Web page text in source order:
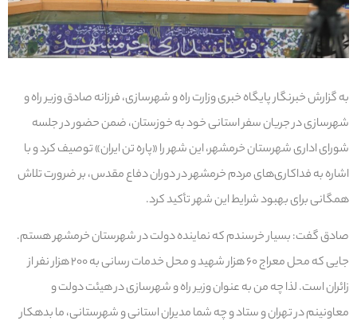
به گزارش خبرنگار پایگاه خبری وزارت راه و شهرسازی، فرزانه صادق وزیر راه و
شهرسازی در جریان سفر استانی خود به خوزستان، ضمن حضور در جلسه
شورای اداری شهرستان خرمشهر، این شهر را «پاره تن ایران» توصیف کرد و با
اشاره به فداکاری‌های مردم خرمشهر در دوران دفاع مقدس، بر ضرورت تلاش
همگانی برای بهبود شرایط این شهر تأکید کرد.
صادق گفت: بسیار خرسندم که نماینده دولت در شهرستان خرمشهر هستم.
جایی که محل معراج ۶۰ هزار شهید و محل خدمات رسانی به ۲۰۰ هزار نفر از
زائران است. لذا چه من به عنوان وزیر راه و شهرسازی در هیئت دولت و
معاونینم در تهران و ستاد و چه شما مدیران استانی و شهرستانی، ما بدهکار